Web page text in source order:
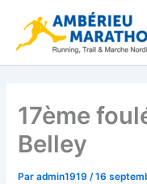
contenu
17ème
Belley
Paradmin1919/16